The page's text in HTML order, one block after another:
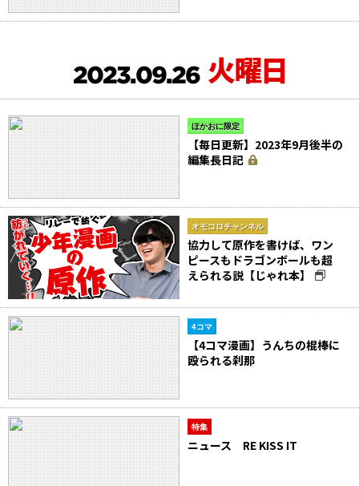
2023.09.26 火曜日
ほかおに限定
【毎日更新】2023年9月後半の
編集長日記
オモコロチャンネル
協力して原作を書けば、ワン
ピースもドラゴンボールも超
えられる説【じゃれ本】
4コマ
【4コマ漫画】うんちの棍棒に
殴られる刹那
特集
ニュース RE KISS IT